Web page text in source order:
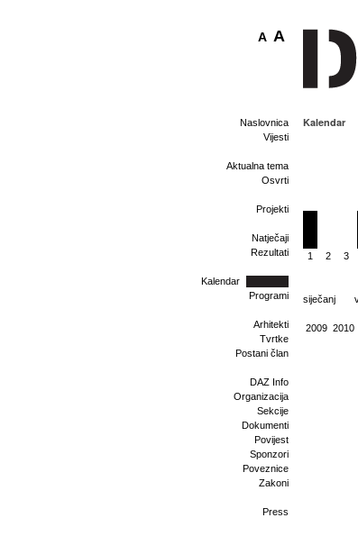
A A
Naslovnica
Vijesti
Aktualna tema
Osvrti
Projekti
Natječaji
Rezultati
Kalendar
Programi
Arhitekti
Tvrtke
Postani član
DAZ Info
Organizacija
Sekcije
Dokumenti
Povijest
Sponzori
Poveznice
Zakoni
Press
Kalendar
1 2 3
siječanj
2009 2010